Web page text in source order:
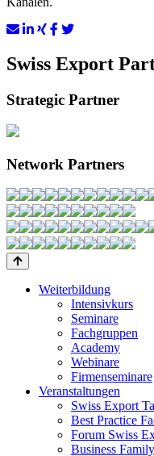
Swiss Export
Strategic Partner
Network Partners
Weiterbildung
Intensivkurs
Seminare
Fachgruppen
Academy
Webinare
Firmenseminare
Veranstaltungen
Swiss Export
Best Practice
Forum Swiss
Business